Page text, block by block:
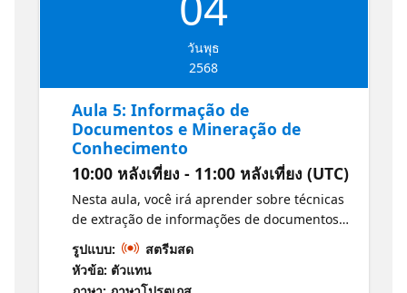
วันพุธ
2568
Aula 5: Informação de
Documentos e Mineração de
Conhecimento
10:00 หลังเที่ยง - 11:00 หลังเที่ยง (UTC)
Nesta aula, você irá aprender sobre técnicas
de extração de informações de documentos
e mineração de conhecimento. Vamos
abordar métodos para identificar e extrair
dados relevantes de grandes volumes de
รูปแบบ:
สตรีมสด
หัวข้อ: ตัวแทน